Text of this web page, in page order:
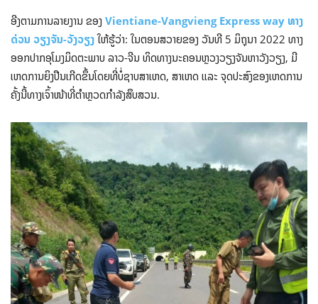
ອີງຕາມການລາຍງານ ຂອງ Vientiane-Vangvieng Express way ທາງ
ດ່ວນ ວຽງຈັນ-ວັງວຽງໃຫ້ຮູ້ວ່າ: ໃນຕອນສວາຍຂອງ ວັນທີ 5 ມິຖຸນາ 2022 ທາງ
ອອກປາກອຸໂມງມິດຕະພາບ ລາວ-ຈີນ ທິດທາງນະຄອນຫຼວງວຽງຈັນຫາວັງວຽງ, ມີ
ເຫດການຍິງປືນເກີດຂຶ້ນໂດຍທີ່ບໍ່ຊາບສາເຫດ, ສາເຫດ ແລະ ຈຸດປະສົງຂອງເຫດການ
ຄັ້ງນີ້ທາງເຈົ້າໜ້າທີ່ຕຳຫຼວດກຳລັງສຶບສວນ.